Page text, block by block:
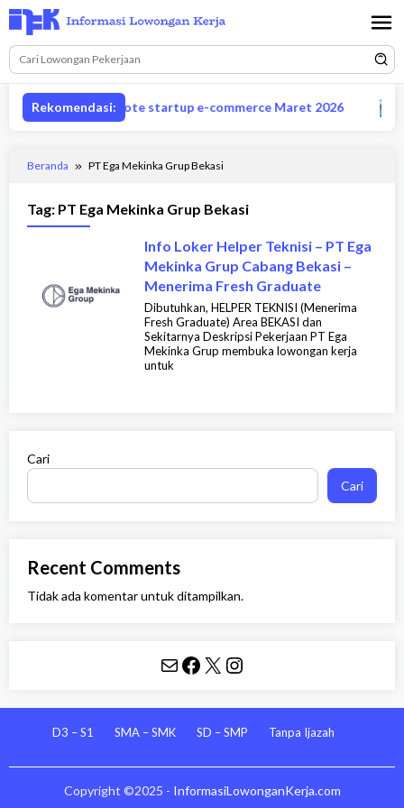
Loncat
ke
konten
Rekomendasi:
Lowongan CS remote startup e-commerce Maret 2026
Beranda PT Ega Mekinka Grup Bekasi
Tag: PT Ega Mekinka Grup Bekasi
Info Loker Helper Teknisi – PT Ega
Mekinka Grup Cabang Bekasi –
Menerima Fresh Graduate
Dibutuhkan, HELPER TEKNISI (Menerima
Fresh Graduate) Area BEKASI dan
Sekitarnya Deskripsi Pekerjaan PT Ega
Mekinka Grup membuka lowongan kerja
untuk
Cari
Cari
Recent Comments
Tidak ada komentar untuk ditampilkan.
Mail Facebook X Instagram
D3 – S1 SMA – SMK SD – SMP Tanpa Ijazah
Copyright ©2025 - InformasiLowonganKerja.com